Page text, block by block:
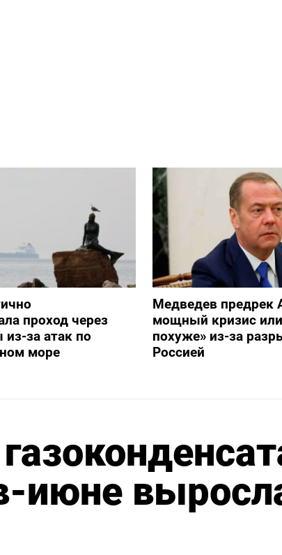
проход через
за атак по
море
Медведев предрек
мощный кризис
похуже» из-за
Россией
июне